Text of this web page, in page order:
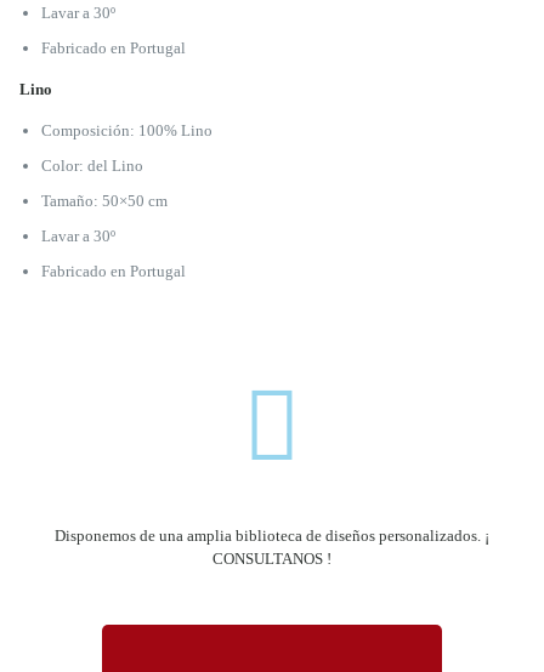
Lavar a 30º
Fabricado en Portugal
Lino
Composición: 100% Lino
Color: del Lino
Tamaño: 50×50 cm
Lavar a 30º
Fabricado en Portugal
Disponemos de una amplia biblioteca de diseños personalizados. ¡
CONSULTANOS !